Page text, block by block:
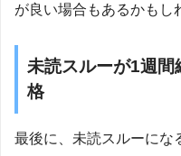
が良い場合もあるかもし
未読スルーが1週
格
最後に、未読スルーにな